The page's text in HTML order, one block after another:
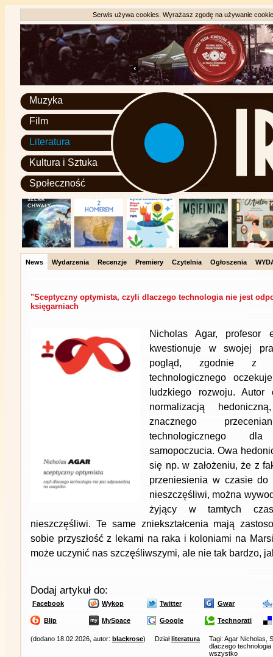
Serwis używa cookies. Wyrażasz zgodę na używanie
Muzyka
Film
Literatura
Kultura i Sztuka
Społeczność
News Wydarzenia Recenzje Premiery Czytelnia Ogłoszenia
"Sceptyczny optymista, czyli dlaczego technologia nie jest
księgarniach
Nicholas Agar, profesor
kwestionuje w swojej
pogląd, zgodnie z
technologicznego
ludzkiego rozwoju.
normalizacją
znacznego
technologicznego
samopoczucia. Owa
się np. w założeniu, że z
przeniesienia w czasie do
nieszczęśliwi, można
żyjący w tamtych
nieszczęśliwi. Te same zniekształcenia mają
sobie przyszłość z lekami na raka i koloniami na
może uczynić nas szczęśliwszymi, ale nie tak bardzo,
Dodaj artykuł do:
Facebook Wykop Twitter Gwar
Blip MySpace Google Technorati
(dodano 18.02.2026, autor: blackrose) Działliteratura
Tagi: Agar Nicholas,
dlaczego
wszystko